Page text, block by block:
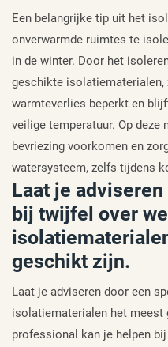
Een belangrijke tip uit het
onverwarmde ruimtes te
in de winter. Door het
geschikte
warmteverlies beperkt en
veilige temperatuur. Op
bevriezing voorkomen en
watersysteem, zelfs tijdens
Laat je
bij twijfel over
geschikt zijn.
Laat je adviseren door een
isolatiematerialen het meest
professional kan je helpen